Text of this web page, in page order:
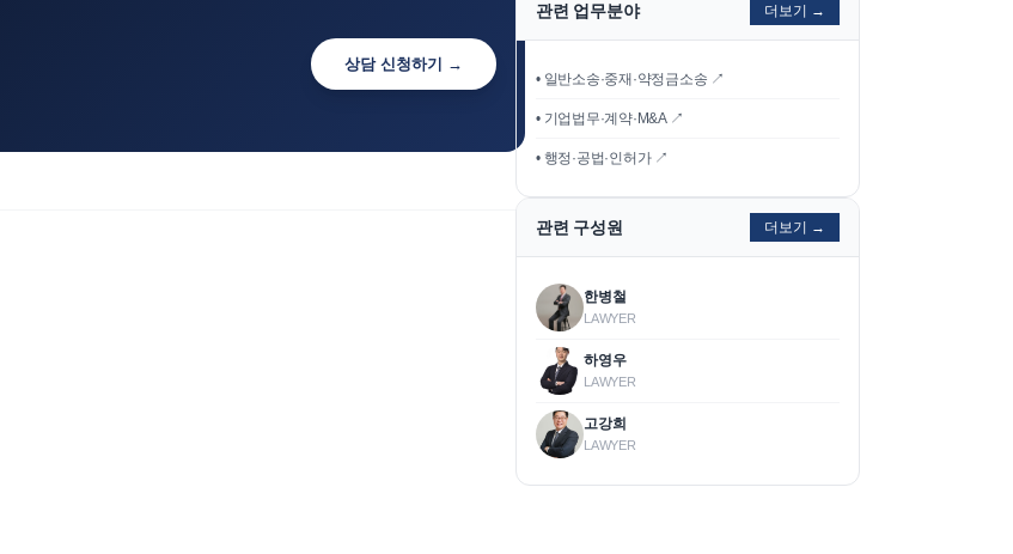
상담 신청하기 →
관련 업무분야 더보기 →
• 일반소송·중재·약정금소송 ↗
• 기업법무·계약·M&A ↗
• 행정·공법·인허가 ↗
관련 구성원 더보기 →
한병철
LAWYER
하영우
LAWYER
고강희
LAWYER